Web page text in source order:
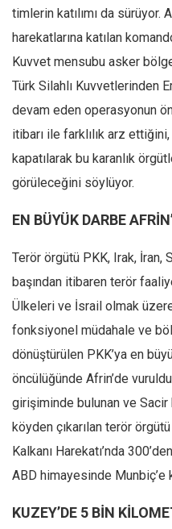
Leyla Şerif Emin
Selçuk Türkyılmaz
Mehmet Ali Tekin
Abir E. Nahas
Amina S. Jenenkovic
Bu Sayı
Tüm Sayılar
Kategoriler
Kültür Sanat
Kitap
7 soruda bu hafta
Ekonomi
Spor
Manzara
timlerin katılımı da sürüyor.
harekatlarına katılan
Kuvvet mensubu asker
Türk Silahlı Kuvvetlerinden
devam eden operasyonun
itibarı ile farklılık arz
kapatılarak bu karanlık
görüleceğini söylüyor.
EN BÜYÜK DARBE
Terör örgütü PKK, Irak, İran,
başından itibaren terör
Ülkeleri ve İsrail olmak
fonksiyonel müdahale ve
dönüştürülen PKK’ya en
öncülüğünde Afrin’de
girişiminde bulunan ve
köyden çıkarılan terör
Kalkanı Harekatı’nda
ABD himayesinde Munbiç’e
KUZEY’DE 5 BİN